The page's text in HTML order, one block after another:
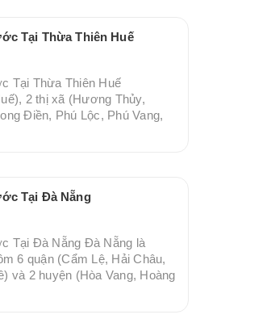
Tại Thừa Thiên Huế
Tại Thừa Thiên Huế
2 thị xã (Hương Thủy,
Điền, Phú Lộc, Phú Vang,
Tại Đà Nẵng
Tại Đà Nẵng Đà Nẵng là
6 quận (Cẩm Lệ, Hải Châu,
và 2 huyện (Hòa Vang, Hoàng